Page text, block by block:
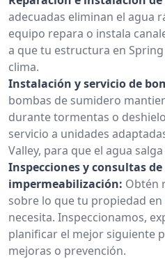
adecuadas eliminan el agua
equipo repara o instala
a que tu estructura en
clima.
Instalación y servicio de
bombas de sumidero
durante tormentas o
servicio a unidades
Valley, para que el agua
Inspecciones y consultas de
impermeabilización: Obtén
sobre lo que tu propiedad en
necesita. Inspeccionamos,
planificar el mejor siguiente
mejoras o prevención.